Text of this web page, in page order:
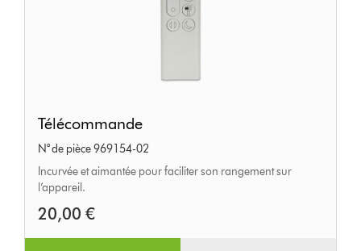
Télécommande
N° de pièce 969154-02
Incurvée et aimantée pour faciliter son rangement sur
l’appareil.
20,00 €